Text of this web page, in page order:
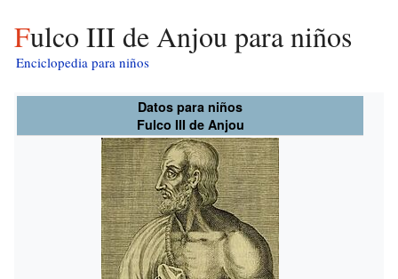
Fulco III de Anjou para niños
Enciclopedia para niños
Datos para niños
Fulco III de Anjou